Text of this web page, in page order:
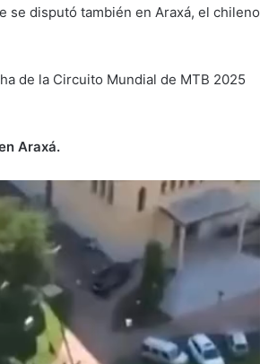
se disputó también en Araxá, el chileno
de la Circuito Mundial de MTB 2025
Araxá.